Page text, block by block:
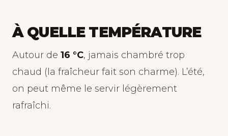
À QUELLE TEMPÉRATURE
Autour de 16 °C, jamais chambré trop
chaud (la fraîcheur fait son charme). L’été,
on peut même le servir légèrement
rafraîchi.